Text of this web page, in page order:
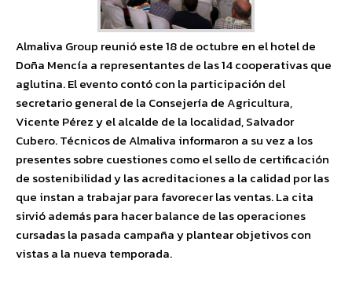
Almaliva Group reunió este 18 de octubre en el hotel de
Doña Mencía a representantes de las 14 cooperativas que
aglutina. El evento contó con la participación del
secretario general de la Consejería de Agricultura,
Vicente Pérez y el alcalde de la localidad, Salvador
Cubero. Técnicos de Almaliva informaron a su vez a los
presentes sobre cuestiones como el sello de certificación
de sostenibilidad y las acreditaciones a la calidad por las
que instan a trabajar para favorecer las ventas. La cita
sirvió además para hacer balance de las operaciones
cursadas la pasada campaña y plantear objetivos con
vistas a la nueva temporada.